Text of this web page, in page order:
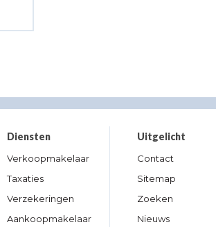
Diensten
Verkoopmakelaar
Taxaties
Verzekeringen
Aankoopmakelaar
Uitgelicht
Contact
Sitemap
Zoeken
Nieuws